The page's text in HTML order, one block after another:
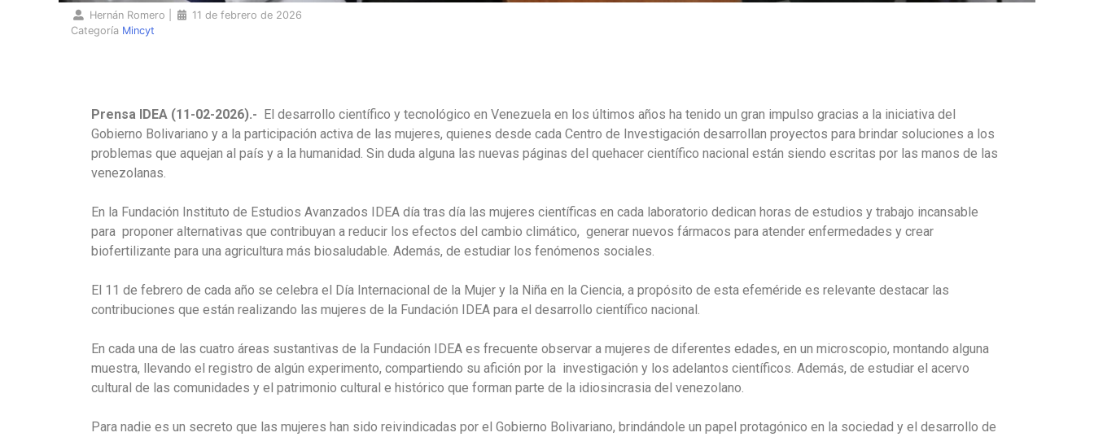
Hernán Romero
11 de febrero de 2026
Categoría Mincyt
Prensa IDEA (11-02-2026).- El desarrollo científico y tecnológico en Venezuela en los últimos años ha tenido un gran impulso gracias a la iniciativa del
Gobierno Bolivariano y a la participación activa de las mujeres, quienes desde cada Centro de Investigación desarrollan proyectos para brindar soluciones a los
problemas que aquejan al país y a la humanidad. Sin duda alguna las nuevas páginas del quehacer científico nacional están siendo escritas por las manos de las
venezolanas.
En la Fundación Instituto de Estudios Avanzados IDEA día tras día las mujeres científicas en cada laboratorio dedican horas de estudios y trabajo incansable
para proponer alternativas que contribuyan a reducir los efectos del cambio climático, generar nuevos fármacos para atender enfermedades y crear
biofertilizante para una agricultura más biosaludable. Además, de estudiar los fenómenos sociales.
El 11 de febrero de cada año se celebra el Día Internacional de la Mujer y la Niña en la Ciencia, a propósito de esta efeméride es relevante destacar las
contribuciones que están realizando las mujeres de la Fundación IDEA para el desarrollo científico nacional.
En cada una de las cuatro áreas sustantivas de la Fundación IDEA es frecuente observar a mujeres de diferentes edades, en un microscopio, montando alguna
muestra, llevando el registro de algún experimento, compartiendo su afición por la investigación y los adelantos científicos. Además, de estudiar el acervo
cultural de las comunidades y el patrimonio cultural e histórico que forman parte de la idiosincrasia del venezolano.
Para nadie es un secreto que las mujeres han sido reivindicadas por el Gobierno Bolivariano, brindándole un papel protagónico en la sociedad y el desarrollo de